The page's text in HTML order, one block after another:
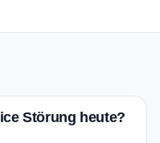
Störung heute?